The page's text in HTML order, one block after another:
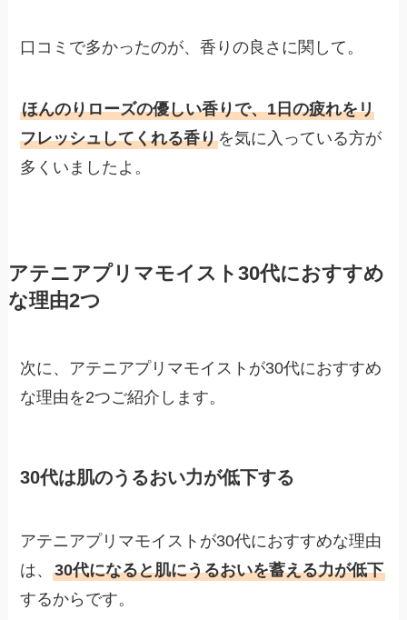
口コミで多かったのが、香りの良さに関して。
ほんのりローズの優しい香りで、1日の疲れをリ
フレッシュしてくれる香りを気に入っている方が
多くいましたよ。
アテニアプリマモイスト30代におすすめ
な理由2つ
次に、アテニアプリマモイストが30代におすすめ
な理由を2つご紹介します。
30代は肌のうるおい力が低下する
アテニアプリマモイストが30代におすすめな理由
は、30代になると肌にうるおいを蓄える力が低下
するからです。